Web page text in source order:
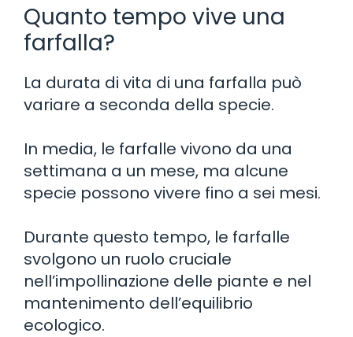
Quanto tempo vive una
farfalla?
La durata di vita di una farfalla può
variare a seconda della specie.
In media, le farfalle vivono da una
settimana a un mese, ma alcune
specie possono vivere fino a sei mesi.
Durante questo tempo, le farfalle
svolgono un ruolo cruciale
nell’impollinazione delle piante e nel
mantenimento dell’equilibrio
ecologico.